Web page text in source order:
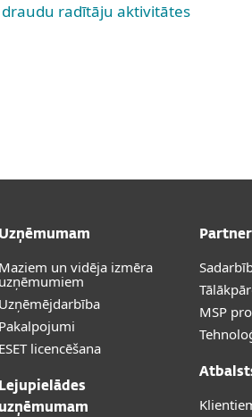
draudu radītāju aktivitātes
Uzņēmumam
Maziem un vidēja izmēra
uzņēmumiem
Uzņēmējdarbība
Pakalpojumi
ESET licencēšana
Lejupielādes
uzņēmumam
MSP